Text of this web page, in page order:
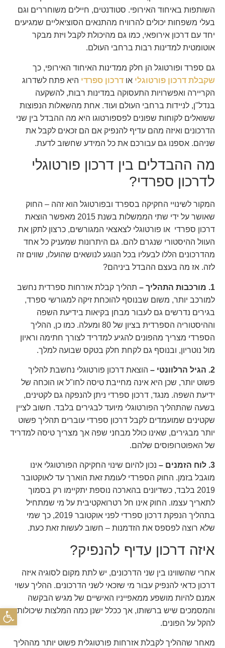
השותפות באיחוד האירופי. סטודנטים, חיילים משוחררים וגם
בעלי משפחות יכולים להרוויח מהתנאים הסוציאליים שמגיעים
יחד עם דרכון אירופאי, כמו גם מהיכולת לקבל ויזת מבקר
אוטומטית למדינות רבות ברחבי העולם.
גם ספרד ופורטוגל הן חלק ממדינות האיחוד האירופי, כך
שקבלת דרכון פורטוגלי או דרכון ספרדי היא פתח לשדרוג
הקריירה ואפשרויות התעסוקה במדינות רבות, להשקעה
בנדל"ן, לניידות ברחבי העולם ועוד. אחת מהשאלות הנפוצות
ששואלים לקוחות שפונים לפספורטוגו היא מה ההבדל בין שני
הדרכונים ואיזה מהם עדיף להנפיק אם הם זכאים לקבל את
שניהם. אספנו גם עבורכם את כל המידע שחשוב לדעת.
מה ההבדלים בין דרכון פורטוגלי
לדרכון ספרדי?
המקור לשינויי החקיקה בספרד ובפורטוגל הוא זהה – החוק
שאושר על ידי שתי הממשלות בשנת 2015 מאפשר הוצאת
דרכון ספרדי או פורטוגלי לצאצאי המגורשים, כרצון לתקן את
העוול ההיסטורי שנגרם להם. גם היתרונות שמעניק כל אחד
מהדרכונים הללו לבעליו בכל הנוגע לנושאים שהועלו, שווים זה
לזה. אז מה בעצם ההבדל ביניהם?
1. מורכבות התהליך –
תהליך קבלת אזרחות ספרדית נחשב
למורכב יותר, משום שבנוסף להוכחת זיקה למגורשי ספרד,
בגירים נדרשים גם לעבור מבחן בקיאות בידיעת השפה
וההיסטוריה הספרדית בציון של 80 ומעלה. כמו כן, ההליך
הספרדי מצריך מהפונים להגיע למדריד לצורך חתימה וראיון
מול נוטריון, ובנוסף גם לקחת חלק בטקס שבועה למלך.
2. הגיל הרלוונטי –
הוצאת דרכון פורטוגלי נחשבת להליך
פשוט יותר, שכן היא אינה מחייבת טיסה לחו"ל או הוכחה של
ידיעת השפה. מנגד, דרכון ספרדי ניתן להנפקה גם לקטינים,
בשעה שהתהליך הפורטוגלי מיועד לבגירים בלבד. חשוב לציין
שקטינים שמועמדים לקבל דרכון ספרדי עוברים תהליך פשוט
יותר מבגירים, שאינו כולל מבחני שפה אך מצריך טיסה למדריד
של האפוטרופוסים שלהם.
3. לוח הזמנים –
נכון להיום שינוי החקיקה הפורטוגלי אינו
מוגבל בזמן. החוק הספרדי לעומת זאת הוארך עד לאוקטובר
2019 בלבד, כשדיונים בהארכה נוספת יתקיימו רק בסמוך
לתאריך עצמו. החוק אינו חל רטרואקטיבית על מי שמתחיל
בתהליך הנפקת דרכון ספרדי לפני אוקטובר 2019, כך שמי
שלא רוצה לפספס את הזדמנות – חשוב לעשות זאת כעת.
איזה דרכון עדיף להנפיק?
אחרי שהשווינו בין שני הדרכונים, יש לתת מקום לסוגיה איזה
דרכון כדאי להנפיק עבור מי שזכאי לשני הדרכונים. ההליך עשוי
אמנם להיות מושפע ממאפייניו האישיים של מגיש הבקשה
והמסמכים שיש ברשותו, אך ככלל ישנן כמה המלצות שיכולות
להקל על הפונים.
מאחר שההליך לקבלת אזרחות פורטוגלית פשוט יותר מההליך